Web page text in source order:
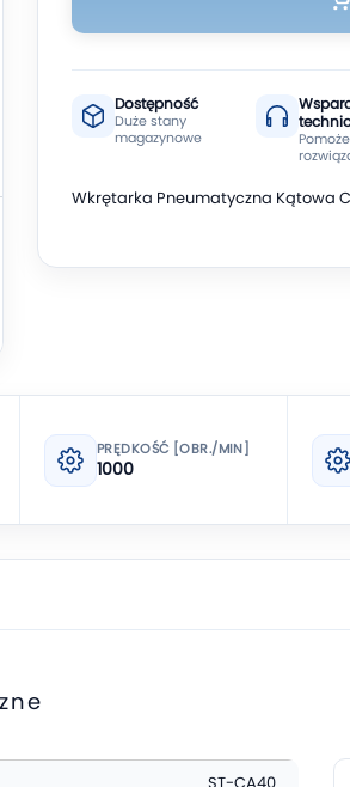
Dostępność
Duże stany
magazynowe
Wkrętarka Pneumatyczna Kątowa
PRĘDKOŚĆ [OBR./MIN]
1000